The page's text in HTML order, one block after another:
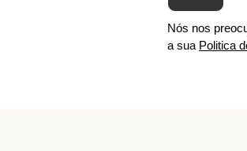
Nós nos
a sua Politica